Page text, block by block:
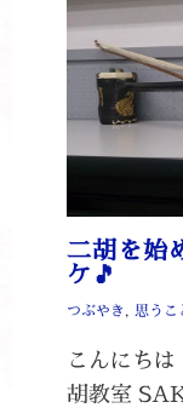
二胡を始
ケ🎵
つぶやき, 思うこ
こんにち
胡教室